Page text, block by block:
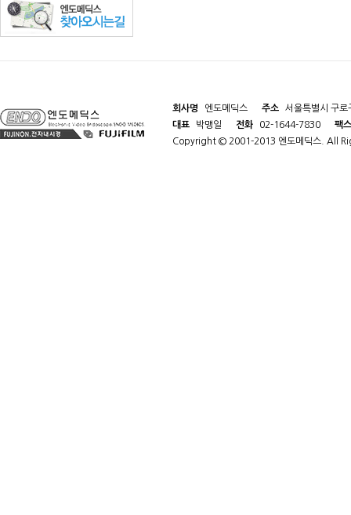
회사명 엔도메딕스 주소
서울특별시 구
대표
박맹일 전화 02-1644-7830
팩스
Copyright © 2001-2013 엔도메딕스. All